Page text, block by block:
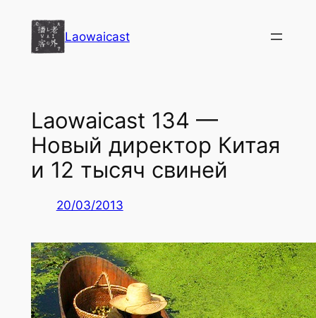
содержимому
Laowaicast
Laowaicast 134 —
Новый директор Китая
и 12 тысяч свиней
20/03/2013